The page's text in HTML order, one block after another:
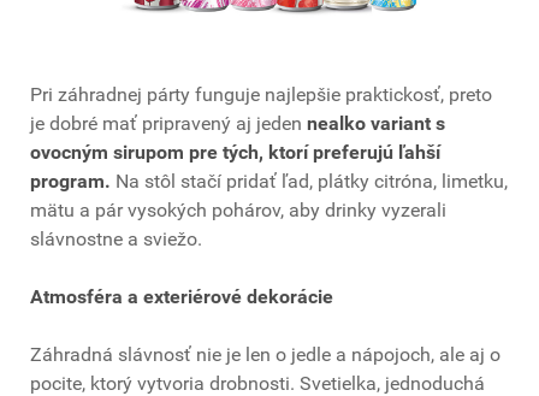
Pri záhradnej párty funguje najlepšie praktickosť, preto
je dobré mať pripravený aj jeden nealko variant s
ovocným sirupom pre tých, ktorí preferujú ľahší
program. Na stôl stačí pridať ľad, plátky citróna, limetku,
mätu a pár vysokých pohárov, aby drinky vyzerali
slávnostne a sviežo.
Atmosféra a exteriérové dekorácie
Záhradná slávnosť nie je len o jedle a nápojoch, ale aj o
pocite, ktorý vytvoria drobnosti. Svetielka, jednoduchá